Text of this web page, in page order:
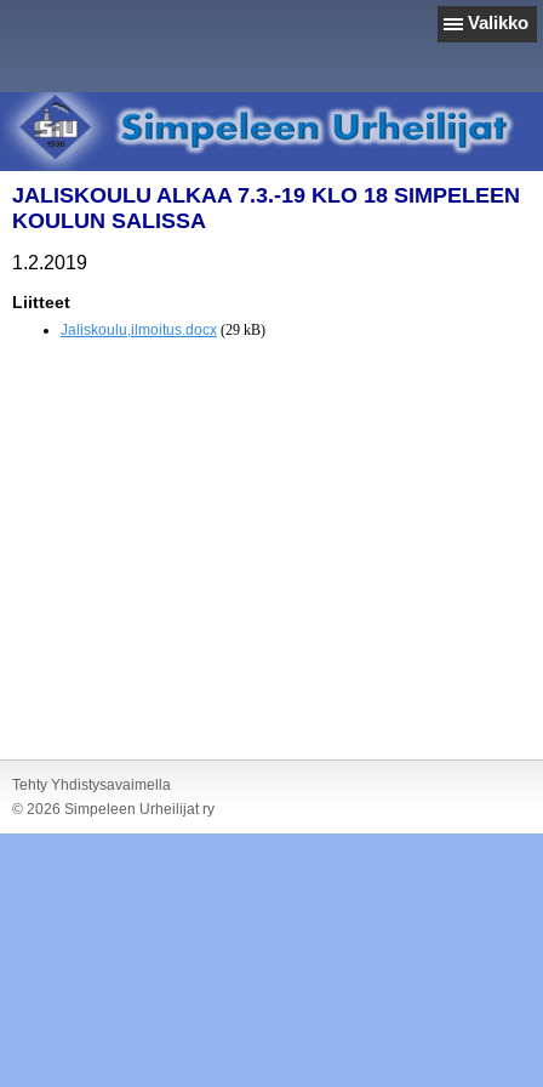
Valikko
JALISKOULU ALKAA 7.3.-19 KLO 18 SIMPELEEN
KOULUN SALISSA
1.2.2019
Liitteet
Jaliskoulu,ilmoitus.docx (29 kB)
Tehty Yhdistysavaimella
© 2026 Simpeleen Urheilijat ry